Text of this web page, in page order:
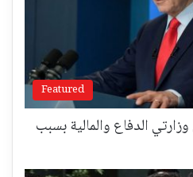
Featured
الدفاع والمالية بسبب